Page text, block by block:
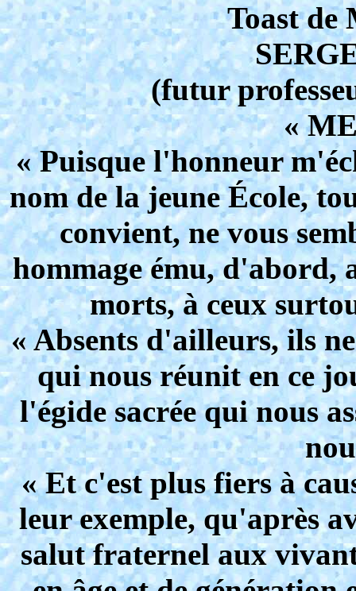
Toast de
(futur
«
« Puisque l'honneur
nom de la jeune École,
convient, ne vous
hommage ému, d'abord,
morts, à ceux
« Absents d'ailleurs, ils
qui nous réunit en ce
l'égide sacrée qui nous
« Et c'est plus fiers à
leur exemple, qu'après
salut fraternel aux